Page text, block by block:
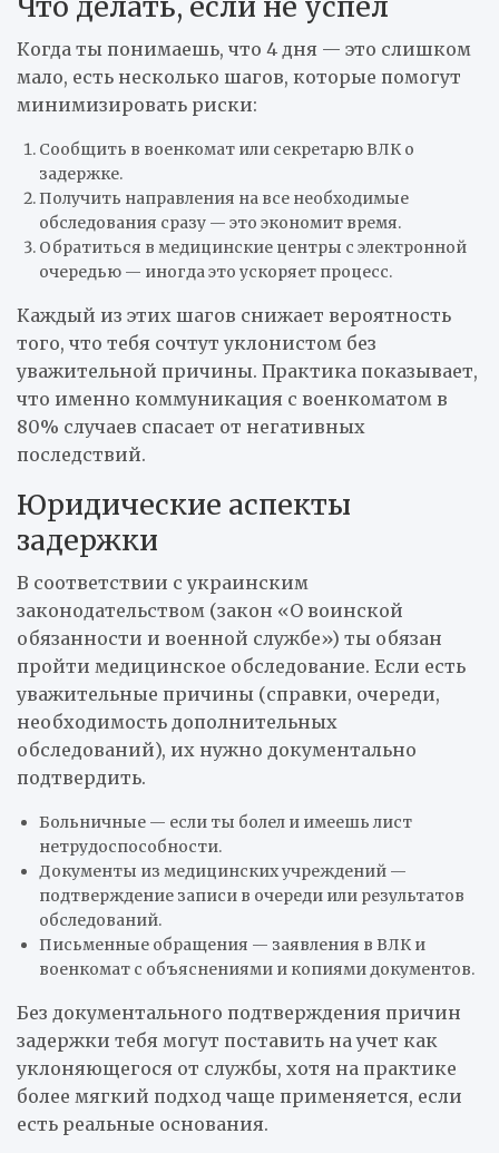
Что делать, если не успел
Когда ты понимаешь, что 4 дня — это слишком
мало, есть несколько шагов, которые помогут
минимизировать риски:
Сообщить в военкомат или секретарю ВЛК о
задержке.
Получить направления на все необходимые
обследования сразу — это экономит время.
Обратиться в медицинские центры с электронной
очередью — иногда это ускоряет процесс.
Каждый из этих шагов снижает вероятность
того, что тебя сочтут уклонистом без
уважительной причины. Практика показывает,
что именно коммуникация с военкоматом в
80% случаев спасает от негативных
последствий.
Юридические аспекты
задержки
В соответствии с украинским
законодательством (закон «О воинской
обязанности и военной службе») ты обязан
пройти медицинское обследование. Если есть
уважительные причины (справки, очереди,
необходимость дополнительных
обследований), их нужно документально
подтвердить.
Больничные — если ты болел и имеешь лист
нетрудоспособности.
Документы из медицинских учреждений —
подтверждение записи в очереди или результатов
обследований.
Письменные обращения — заявления в ВЛК и
военкомат с объяснениями и копиями документов.
Без документального подтверждения причин
задержки тебя могут поставить на учет как
уклоняющегося от службы, хотя на практике
более мягкий подход чаще применяется, если
есть реальные основания.